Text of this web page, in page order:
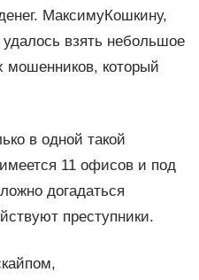
МаксимуКошкину,
взять небольшое
мошенников, который
в одной такой
11 офисов и под
догадаться
преступники.